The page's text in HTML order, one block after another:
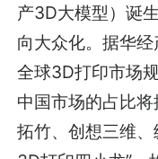
产3D大模型）诞
向大众化。据华
全球3D打印市场
中国市场的占比将
拓竹、创想三维